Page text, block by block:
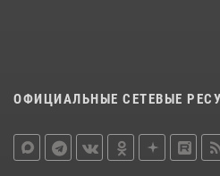
ОФИЦИАЛЬНЫЕ СЕТЕВЫЕ